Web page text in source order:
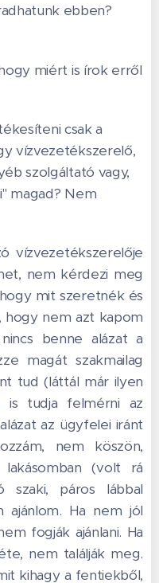
ebben?
miért is írok erről
csak a
vízvezetékszerelő,
szolgáltató vagy,
magad? Nem
vízvezetékszerelője
nem kérdezi meg
mit szeretnék és
hogy nem azt kapom
benne alázat a
magát szakmailag
tud (láttál már ilyen
is tudja felmérni az
az ügyfelei iránt
nem köszön,
(volt rá
szaki, páros lábbal
ajánlom. Ha nem jól
fogják ajánlani. Ha
nem találják meg.
kihagy a fentiekből,